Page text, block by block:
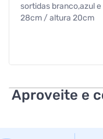
sortidas branco,azul
28cm / altura 20cm
Aproveite e